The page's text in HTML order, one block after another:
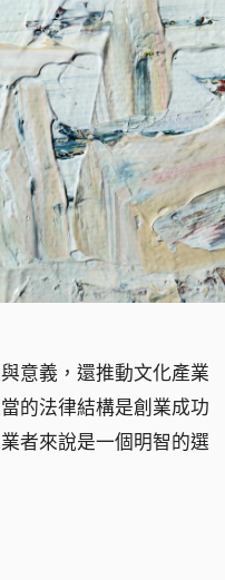
意義，還推動文化產業
的法律結構是創業成功
者來說是一個明智的選